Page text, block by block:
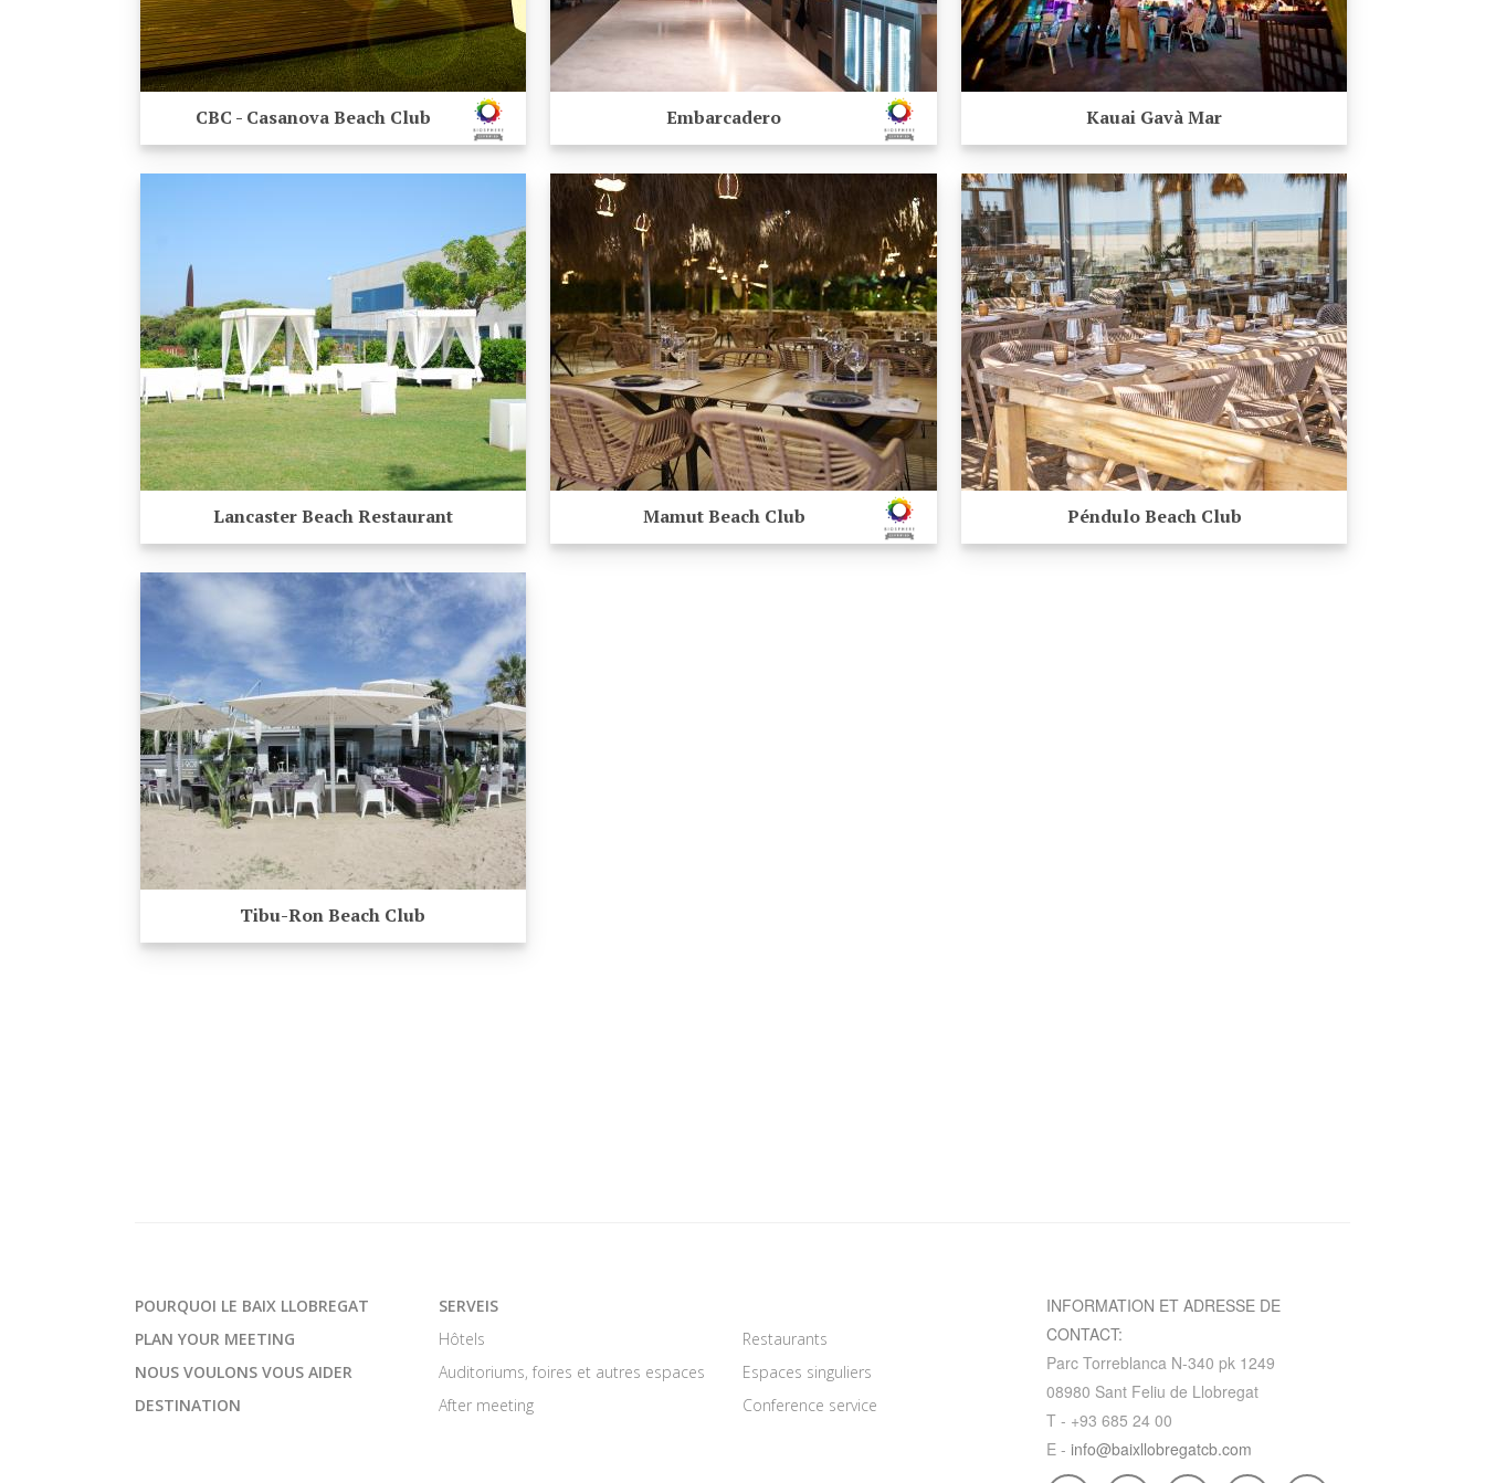
CBC - Casanova Beach Club Embarcadero Kauai Gavà Mar
Lancaster Beach Restaurant Mamut Beach Club Péndulo Beach Club
Tibu-Ron Beach Club
POURQUOI LE BAIX LLOBREGAT
PLAN YOUR MEETING
NOUS VOULONS VOUS AIDER
DESTINATION
SERVEIS
Hôtels
Restaurants
Auditoriums, foires et autres espaces
Espaces singuliers
After meeting
Conference service
INFORMATION ET ADRESSE DE
CONTACT:
Parc Torreblanca N-340 pk 1249
08980 Sant Feliu de Llobregat
T - +93 685 24 00
E - info@baixllobregatcb.com